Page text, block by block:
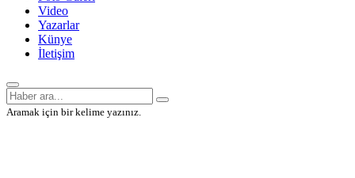
Video
Yazarlar
Künye
İletişim
Aramak için bir kelime yazınız.